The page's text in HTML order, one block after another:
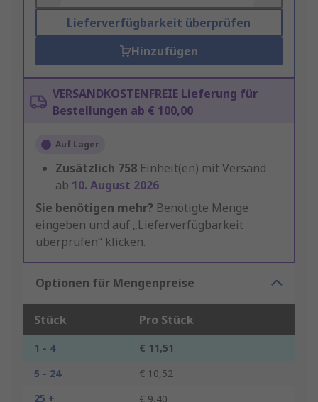
Lieferverfügbarkeit überprüfen
Hinzufügen
VERSANDKOSTENFREIE Lieferung für
Bestellungen ab € 100,00
Auf Lager
Zusätzlich 758 Einheit(en) mit Versand
ab 10. August 2026
Sie benötigen mehr? Benötigte Menge
eingeben und auf „Lieferverfügbarkeit
überprüfen“ klicken.
Optionen für Mengenpreise
Stück Pro Stück
1 - 4
€ 11,51
5 - 24
€ 10,52
25 +
€ 9,40